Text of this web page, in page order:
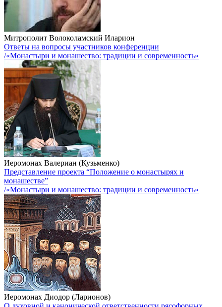
Митрополит Волоколамский Иларион
Ответы на вопросы участников конференции
/«Монастыри и монашество: традиции и современность»
Иеромонах Валериан (Кузьменко)
Представление проекта “Положение о монастырях и
монашестве”
/«Монастыри и монашество: традиции и современность»
Иеромонах Диодор (Ларионов)